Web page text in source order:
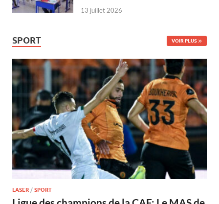
13 juillet 2026
SPORT VOIR PLUS
LASER / SPORT